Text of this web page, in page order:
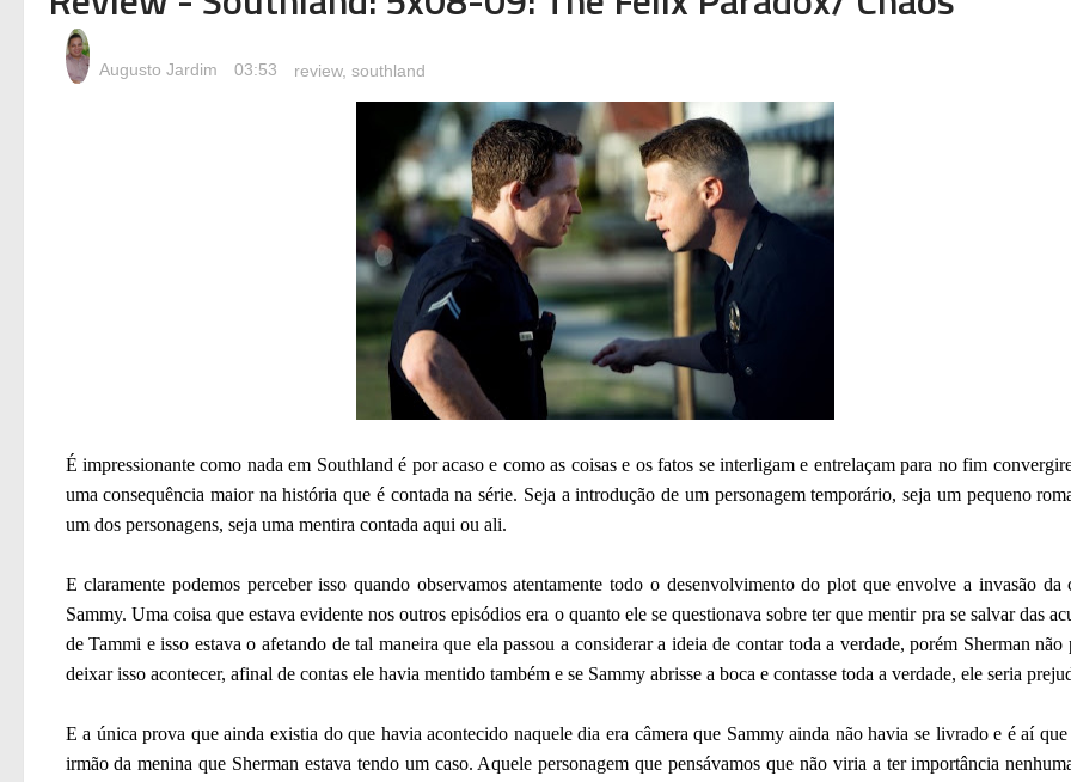
Augusto Jardim 03:53 review, southland
É impressionante como nada em Southland é por acaso e como as coisas e os fatos se interligam e entrelaçam para no fim
uma consequência maior na história que é contada na série. Seja a introdução de um personagem temporário, seja um pequeno
um dos personagens, seja uma mentira contada aqui ou ali.
E claramente podemos perceber isso quando observamos atentamente todo o desenvolvimento doplot que envolve a invasão da
Sammy. Uma coisa que estava evidente nos outros episódios era o quanto ele se questionava sobre ter que mentir pra se salvar das
de Tammi e isso estava o afetando de tal maneira que ela passou a considerar a ideia de contar toda a verdade, porém Sherman não
deixar isso acontecer, afinal de contas ele havia mentido também e se Sammy abrisse a boca e contasse toda a verdade, ele seria
E a única prova que ainda existia do que havia acontecido naquele dia era câmera que Sammy ainda não havia se livrado e é aí
irmão da menina que Sherman estava tendo um caso. Aquele personagem que pensávamos que não viria a ter importância